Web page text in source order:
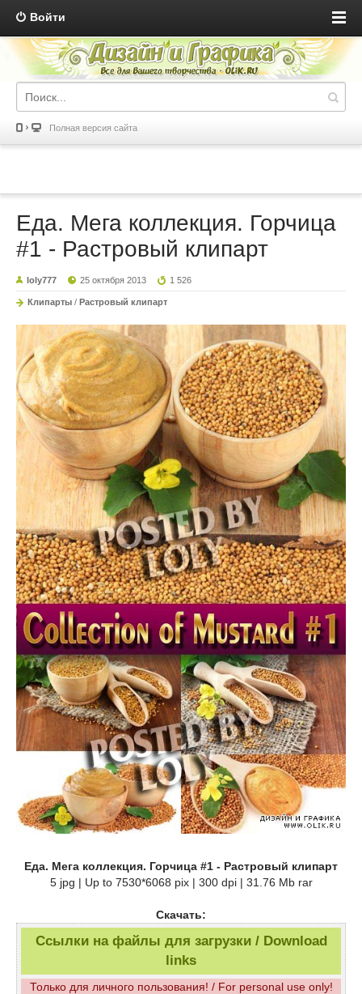
Войти
Полная версия сайта
Еда. Мега коллекция. Горчица
#1 - Растровый клипарт
loly777 25 октября 2013 1 526
Клипарты / Растровый клипарт
Еда. Мега коллекция. Горчица #1 - Растровый клипарт
5 jpg | Up to 7530*6068 pix | 300 dpi | 31.76 Mb rar
Скачать:
Ссылки на файлы для загрузки / Download
links
Только для личного пользования! / For personal use only!